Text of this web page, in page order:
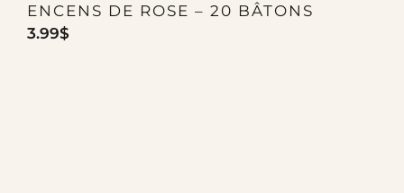
ENCENS DE ROSE – 20 BÂTONS
3.99$